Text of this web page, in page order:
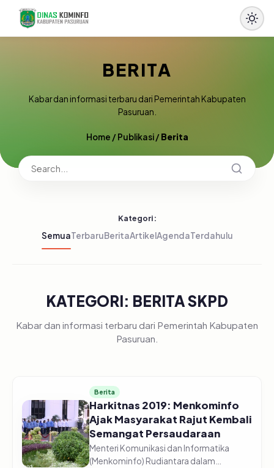
BERITA
Kabar dan informasi terbaru dari Pemerintah Kabupaten
Pasuruan.
Home /Publikasi/Berita
Kategori:
SemuaTerbaruBeritaArtikelAgendaTerdahulu
KATEGORI: BERITA SKPD
Kabar dan informasi terbaru dari Pemerintah Kabupaten
Pasuruan.
Berita
Harkitnas 2019: Menkominfo
Ajak Masyarakat Rajut Kembali
Semangat Persaudaraan
Menteri Komunikasi dan Informatika
(Menkominfo) Rudiantara dalam